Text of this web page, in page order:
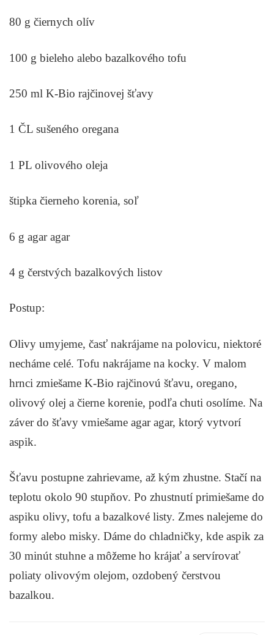
80 g čiernych olív
100 g bieleho alebo bazalkového tofu
250 ml K-Bio rajčinovej šťavy
1 ČL sušeného oregana
1 PL olivového oleja
štipka čierneho korenia, soľ
6 g agar agar
4 g čerstvých bazalkových listov
Postup:
Olivy umyjeme, časť nakrájame na polovicu, niektoré
necháme celé. Tofu nakrájame na kocky. V malom
hrnci zmiešame K-Bio rajčinovú šťavu, oregano,
olivový olej a čierne korenie, podľa chuti osolíme. Na
záver do šťavy vmiešame agar agar, ktorý vytvorí
aspik.
Šťavu postupne zahrievame, až kým zhustne. Stačí na
teplotu okolo 90 stupňov. Po zhustnutí primiešame do
aspiku olivy, tofu a bazalkové listy. Zmes nalejeme do
formy alebo misky. Dáme do chladničky, kde aspik za
30 minút stuhne a môžeme ho krájať a servírovať
poliaty olivovým olejom, ozdobený čerstvou
bazalkou.